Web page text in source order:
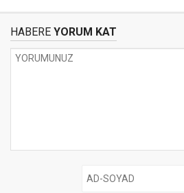
HABERE YORUM KAT